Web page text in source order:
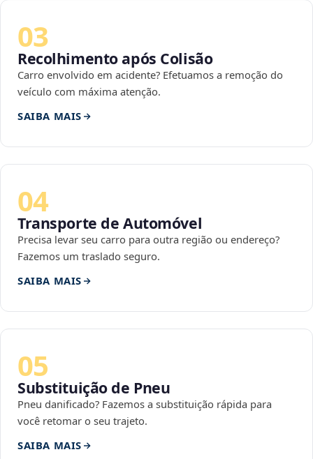
03
Recolhimento após Colisão
Carro envolvido em acidente? Efetuamos a remoção do
veículo com máxima atenção.
SAIBA MAIS
04
Transporte de Automóvel
Precisa levar seu carro para outra região ou endereço?
Fazemos um traslado seguro.
SAIBA MAIS
05
Substituição de Pneu
Pneu danificado? Fazemos a substituição rápida para
você retomar o seu trajeto.
SAIBA MAIS